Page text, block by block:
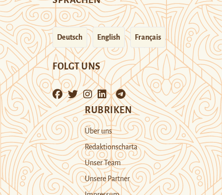
Deutsch English Français
FOLGT UNS
RUBRIKEN
Über uns
Redaktionscharta
Unser Team
Unsere Partner